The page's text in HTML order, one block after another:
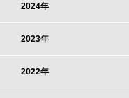
2024年
2023年
2022年